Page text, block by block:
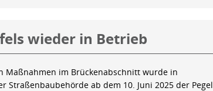
wieder in Betrieb
Maßnahmen im Brückenabschnitt wurde in
Straßenbaubehörde ab dem 10. Juni 2025 der Pegel